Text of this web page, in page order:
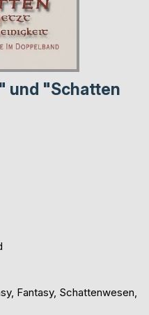
und "Schatten
Fantasy, Schattenwesen,